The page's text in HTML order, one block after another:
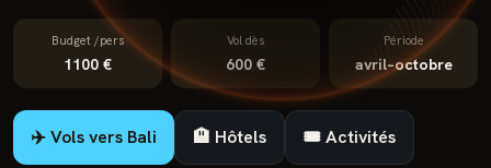
Budget /pers
1100 €
Vol dès
600 €
Période
avril–octobre
✈️ Vols vers Bali 🏨 Hôtels 🎟️ Activités